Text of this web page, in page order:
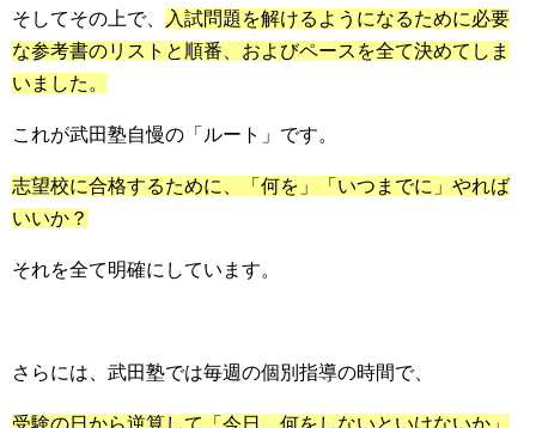
そしてその上で、
入試問題を解けるようになるために必要
な参考書のリストと順番、およびペースを全て決めてしま
いました。
これが武田塾自慢の「ルート」です。
志望校に合格するために、「何を」「いつまでに」やれば
いいか？
それを全て明確にしています。
さらには、武田塾では毎週の個別指導の時間で、